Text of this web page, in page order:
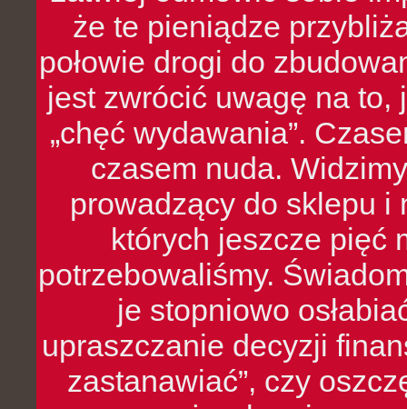
że te pieniądze
połowie drogi do
jest zwrócić uwagę na to,
„chęć wydawania”.
czasem nuda.
prowadzący do sklepu i
których jeszcze pięć
potrzebowaliśmy.
je stopniowo
upraszczanie decyzji
zastanawiać”, czy